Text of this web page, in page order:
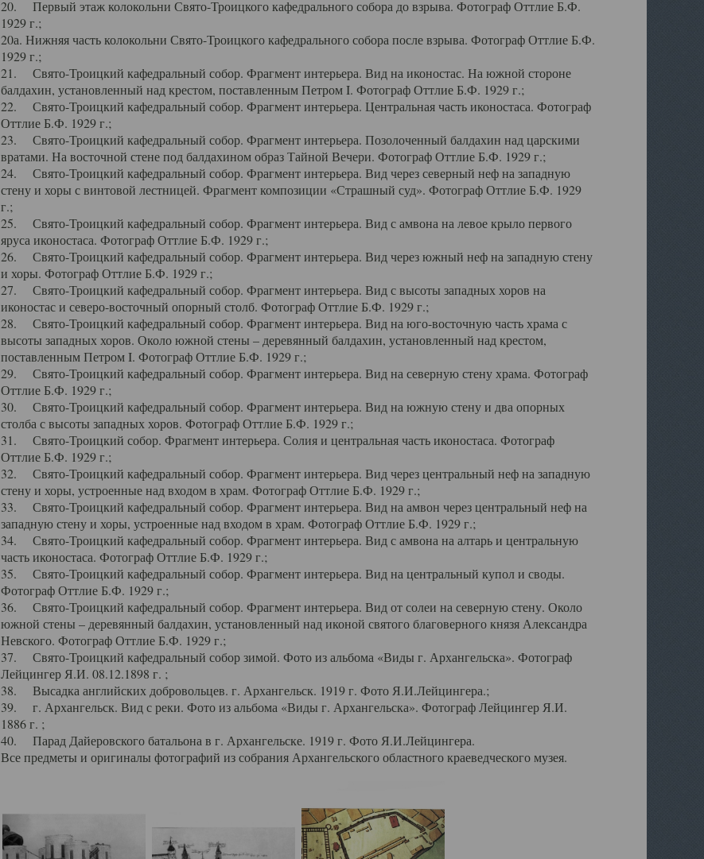
20. Первый этаж колокольни Свято-Троицкого кафедрального собора до взрыва. Фотограф Оттлие Б.Ф.
1929 г.;
20а. Нижняя часть колокольни Свято-Троицкого кафедрального собора после взрыва. Фотограф Оттлие Б.Ф.
1929 г.;
21. Свято-Троицкий кафедральный собор. Фрагмент интерьера. Вид на иконостас. На южной стороне
балдахин, установленный над крестом, поставленным Петром I. Фотограф Оттлие Б.Ф. 1929 г.;
22. Свято-Троицкий кафедральный собор. Фрагмент интерьера. Центральная часть иконостаса. Фотограф
Оттлие Б.Ф. 1929 г.;
23. Свято-Троицкий кафедральный собор. Фрагмент интерьера. Позолоченный балдахин над царскими
вратами. На восточной стене под балдахином образ Тайной Вечери. Фотограф Оттлие Б.Ф. 1929 г.;
24. Свято-Троицкий кафедральный собор. Фрагмент интерьера. Вид через северный неф на западную
стену и хоры с винтовой лестницей. Фрагмент композиции «Страшный суд». Фотограф Оттлие Б.Ф. 1929
г.;
25. Свято-Троицкий кафедральный собор. Фрагмент интерьера. Вид с амвона на левое крыло первого
яруса иконостаса. Фотограф Оттлие Б.Ф. 1929 г.;
26. Свято-Троицкий кафедральный собор. Фрагмент интерьера. Вид через южный неф на западную стену
и хоры. Фотограф Оттлие Б.Ф. 1929 г.;
27. Свято-Троицкий кафедральный собор. Фрагмент интерьера. Вид с высоты западных хоров на
иконостас и северо-восточный опорный столб. Фотограф Оттлие Б.Ф. 1929 г.;
28. Свято-Троицкий кафедральный собор. Фрагмент интерьера. Вид на юго-восточную часть храма с
высоты западных хоров. Около южной стены – деревянный балдахин, установленный над крестом,
поставленным Петром I. Фотограф Оттлие Б.Ф. 1929 г.;
29. Свято-Троицкий кафедральный собор. Фрагмент интерьера. Вид на северную стену храма. Фотограф
Оттлие Б.Ф. 1929 г.;
30. Свято-Троицкий кафедральный собор. Фрагмент интерьера. Вид на южную стену и два опорных
столба с высоты западных хоров. Фотограф Оттлие Б.Ф. 1929 г.;
31. Свято-Троицкий собор. Фрагмент интерьера. Солия и центральная часть иконостаса. Фотограф
Оттлие Б.Ф. 1929 г.;
32. Свято-Троицкий кафедральный собор. Фрагмент интерьера. Вид через центральный неф на западную
стену и хоры, устроенные над входом в храм. Фотограф Оттлие Б.Ф. 1929 г.;
33. Свято-Троицкий кафедральный собор. Фрагмент интерьера. Вид на амвон через центральный неф на
западную стену и хоры, устроенные над входом в храм. Фотограф Оттлие Б.Ф. 1929 г.;
34. Свято-Троицкий кафедральный собор. Фрагмент интерьера. Вид с амвона на алтарь и центральную
часть иконостаса. Фотограф Оттлие Б.Ф. 1929 г.;
35. Свято-Троицкий кафедральный собор. Фрагмент интерьера. Вид на центральный купол и своды.
Фотограф Оттлие Б.Ф. 1929 г.;
36. Свято-Троицкий кафедральный собор. Фрагмент интерьера. Вид от солеи на северную стену. Около
южной стены – деревянный балдахин, установленный над иконой святого благоверного князя Александра
Невского. Фотограф Оттлие Б.Ф. 1929 г.;
37. Свято-Троицкий кафедральный собор зимой. Фото из альбома «Виды г. Архангельска». Фотограф
Лейцингер Я.И. 08.12.1898 г. ;
38. Высадка английских добровольцев. г. Архангельск. 1919 г. Фото Я.И.Лейцингера.;
39. г. Архангельск. Вид с реки. Фото из альбома «Виды г. Архангельска». Фотограф Лейцингер Я.И.
1886 г. ;
40. Парад Дайеровского батальона в г. Архангельске. 1919 г. Фото Я.И.Лейцингера.
Все предметы и оригиналы фотографий из собрания Архангельского областного краеведческого музея.